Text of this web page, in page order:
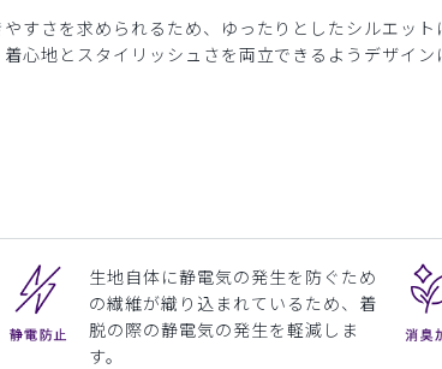
すさを求められるため、ゆったりとしたシルエット
心地とスタイリッシュさを両立できるようデザイン
生地自体に静電気の発生を防ぐため
の繊維が織り込まれているため、着
脱の際の静電気の発生を軽減しま
す。